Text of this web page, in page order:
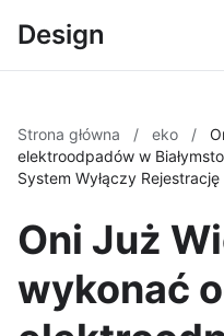
Design
Strona główna / eko /
elektroodpadów w
System Wyłączy Rejestrację
Oni Już
wykonać